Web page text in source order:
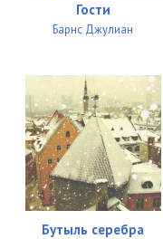
Гости
Барнс Джулиан
Бутыль серебра